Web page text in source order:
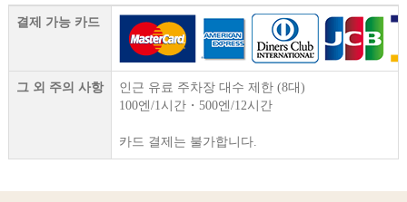
결제 가능 카드
그 외 주의 사항
인근 유료 주차장 대수 제한 (8대)
100엔/1시간・500엔/12시간
카드 결제는 불가합니다.